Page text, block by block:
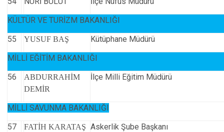
KÜLTÜR VE TURİZM BAKANLIĞI
55
YUSUF BAŞ
Kütüphane Müdürü
MİLLİ EĞİTİM BAKANLIĞI
56
ABDURRAHİM
DEMİR
İlçe Milli Eğitim Müdürü
MİLLİ SAVUNMA BAKANLIĞI
57
FATİH KARATAŞ Askerlik Şube Başkanı